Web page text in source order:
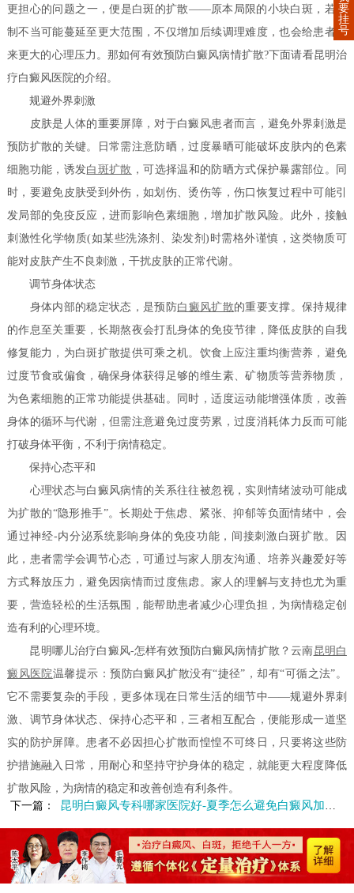
更担心的问题之一，便是白斑的扩散——原本局限的小块白斑，若控
制不当可能蔓延至更大范围，不仅增加后续调理难度，也会给患者带
来更大的心理压力。那如何有效预防白癜风病情扩散?下面请看昆明治
疗白癜风医院的介绍。
规避外界刺激
皮肤是人体的重要屏障，对于白癜风患者而言，避免外界刺激是
预防扩散的关键。日常需注意防晒，过度暴晒可能破坏皮肤内的色素
细胞功能，诱发白斑扩散 ，可选择温和的防晒方式保护暴露部位。同
时，要避免皮肤受到外伤，如划伤、烫伤等，伤口恢复过程中可能引
发局部的免疫反应，进而影响色素细胞，增加扩散风险。此外，接触
刺激性化学物质(如某些洗涤剂、染发剂)时需格外谨慎，这类物质可
能对皮肤产生不良刺激，干扰皮肤的正常代谢。
调节身体状态
身体内部的稳定状态，是预防白癜风扩散的重要支撑。保持规律
的作息至关重要，长期熬夜会打乱身体的免疫节律，降低皮肤的自我
修复能力，为白斑扩散提供可乘之机。饮食上应注重均衡营养，避免
过度节食或偏食，确保身体获得足够的维生素、矿物质等营养物质，
为色素细胞的正常功能提供基础。同时，适度运动能增强体质，改善
身体的循环与代谢，但需注意避免过度劳累，过度消耗体力反而可能
打破身体平衡，不利于病情稳定。
保持心态平和
心理状态与白癜风病情的关系往往被忽视，实则情绪波动可能成
为扩散的“隐形推手”。长期处于焦虑、紧张、抑郁等负面情绪中，会
通过神经-内分泌系统影响身体的免疫功能，间接刺激白斑扩散。因
此，患者需学会调节心态，可通过与家人朋友沟通、培养兴趣爱好等
方式释放压力，避免因病情而过度焦虑。家人的理解与支持也尤为重
要，营造轻松的生活氛围，能帮助患者减少心理负担，为病情稳定创
造有利的心理环境。
昆明哪儿治疗白癜风-怎样有效预防白癜风病情扩散？云南昆明白
癜风医院温馨提示：预防白癜风扩散没有“捷径”，却有“可循之法”。
它不需要复杂的手段，更多体现在日常生活的细节中——规避外界刺
激、调节身体状态、保持心态平和，三者相互配合，便能形成一道坚
实的防护屏障。患者不必因担心扩散而惶惶不可终日，只要将这些防
护措施融入日常，用耐心和坚持守护身体的稳定，就能更大程度降低
扩散风险，为病情的稳定和改善创造有利条件。
下一篇：
昆明白癜风专科哪家医院好-夏季怎么避免白癜风加重呢
要
挂
号